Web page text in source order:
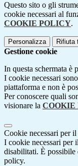
Questo sito o gli
cookie necessari al
COOKIE POLICY.
Personalizza Rifiuta
Gestione cookie
In questa schermata è
I cookie necessari
piattaforma e non è
Per conoscere quali
visionare la COOKIE
Cookie necessari per
I cookie necessari per
disabilitati. È possibile
policy.